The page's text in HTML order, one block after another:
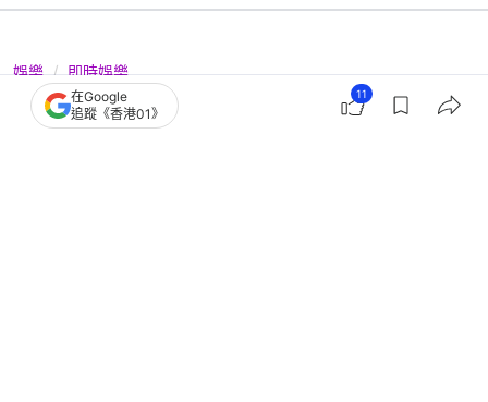
娛樂 即時娛樂
王力宏舞台失足重捽撞落金屬梯邊 跌
在Google
追蹤《香港01》
11